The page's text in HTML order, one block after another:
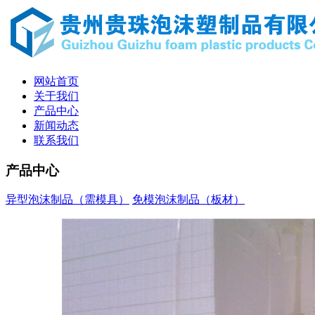
网站首页
关于我们
产品中心
新闻动态
联系我们
产品中心
异型泡沫制品（需模具） 免模泡沫制品（板材）